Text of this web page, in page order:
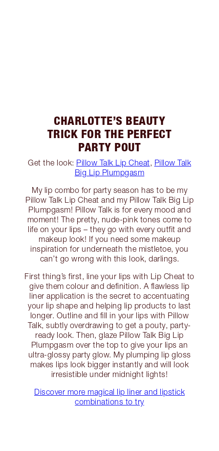
CHARLOTTE’S BEAUTY
TRICK FOR THE PERFECT
PARTY POUT
Get the look: Pillow Talk Lip Cheat, Pillow Talk
Big Lip Plumpgasm
My lip combo for party season has to be my
Pillow Talk Lip Cheat and my Pillow Talk Big Lip
Plumpgasm! Pillow Talk is for every mood and
moment! The pretty, nude-pink tones come to
life on your lips – they go with every outfit and
makeup look! If you need some makeup
inspiration for underneath the mistletoe, you
can’t go wrong with this look, darlings.
First thing’s first, line your lips with Lip Cheat to
give them colour and definition. A flawless lip
liner application is the secret to accentuating
your lip shape and helping lip products to last
longer. Outline and fill in your lips with Pillow
Talk, subtly overdrawing to get a pouty, party-
ready look. Then, glaze Pillow Talk Big Lip
Plumpgasm over the top to give your lips an
ultra-glossy party glow. My plumping lip gloss
makes lips look bigger instantly and will look
irresistible under midnight lights!
Discover more magical lip liner and lipstick
combinations to try